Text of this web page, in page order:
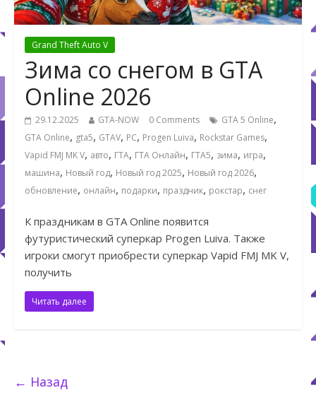
Grand Theft Auto V
Зима со снегом в GTA
Online 2026
29.12.2025 GTA-NOW 0 Comments GTA 5 Online,
GTA Online, gta5, GTAV, PC, Progen Luiva, Rockstar Games,
Vapid FMJ MK V, авто, ГТА, ГТА Онлайн, ГТА5, зима, игра,
машина, Новый год, Новый год 2025, Новый год 2026,
обновление, онлайн, подарки, праздник, рокстар, снег
К праздникам в GTA Online появится
футуристический суперкар Progen Luiva. Также
игроки смогут приобрести суперкар Vapid FMJ MK V,
получить
Читать далее
← Назад